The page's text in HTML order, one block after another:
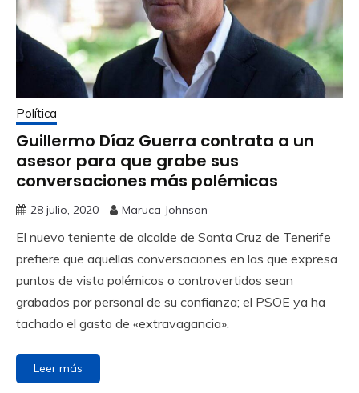
Política
Guillermo Díaz Guerra contrata a un
asesor para que grabe sus
conversaciones más polémicas
28 julio, 2020 Maruca Johnson
El nuevo teniente de alcalde de Santa Cruz de Tenerife
prefiere que aquellas conversaciones en las que expresa
puntos de vista polémicos o controvertidos sean
grabados por personal de su confianza; el PSOE ya ha
tachado el gasto de «extravagancia».
Leer más